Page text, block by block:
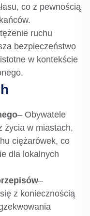
co z pewnością
ruchu
bezpieczeństwo
w kontekście
– Obywatele
życia w miastach,
ciężarówek, co
dla lokalnych
–
z koniecznością